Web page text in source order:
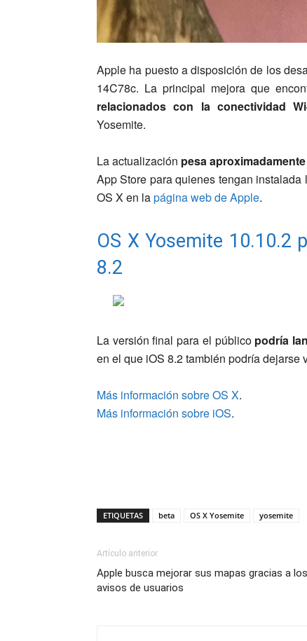
Apple ha puesto a disposición de los
14C78c. La principal mejora que
relacionados con la conectividad
Yosemite.
La actualización pesa
App Store para quienes tengan
OS X en lapágina web de Apple.
OS X Yosemite 10.10.2
8.2
La versión final para el públicopodría
en el que iOS 8.2 también podría
Más información sobre OS X.
Más información sobre iOS.
ETIQUETAS beta OS X Yosemite yosemite
Artículo anterior
Apple busca mejorar sus mapas gracias a los
avisos de usuarios